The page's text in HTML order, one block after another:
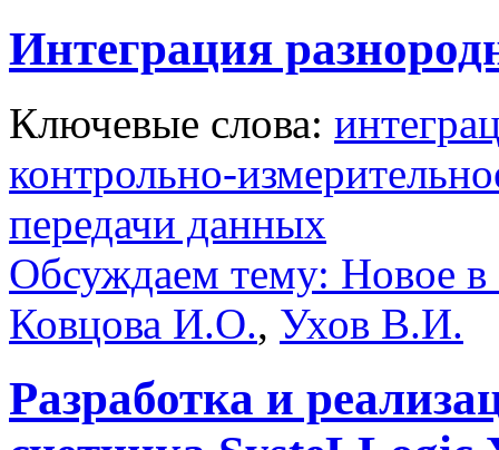
Интеграция
Ключевые слова:
контрольно-
передачи данных
Обсуждаем тему: Новое в
Ковцова И.О., Ухов В.И.
Разработка и